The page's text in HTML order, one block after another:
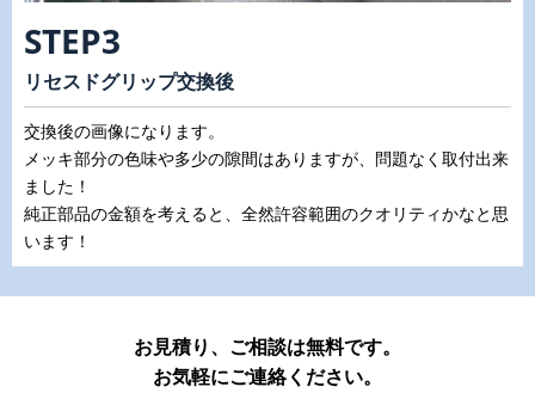
STEP3
リセスドグリップ交換後
交換後の画像になります。
メッキ部分の色味や多少の隙間はありますが、問題なく取付出来
ました！
純正部品の金額を考えると、全然許容範囲のクオリティかなと思
います！
お見積り、ご相談は無料です。
お気軽にご連絡ください。